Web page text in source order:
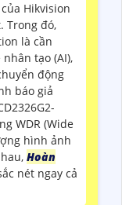
của Hikvision
Trong đó,
là cần
tạo (AI),
động
báo giả
WDR (Wide
hình ảnh
Hoàn
nét ngay cả